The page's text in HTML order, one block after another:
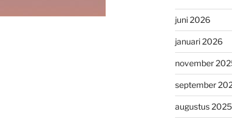
juni 2026
januari 2026
november
september
augustus 2025